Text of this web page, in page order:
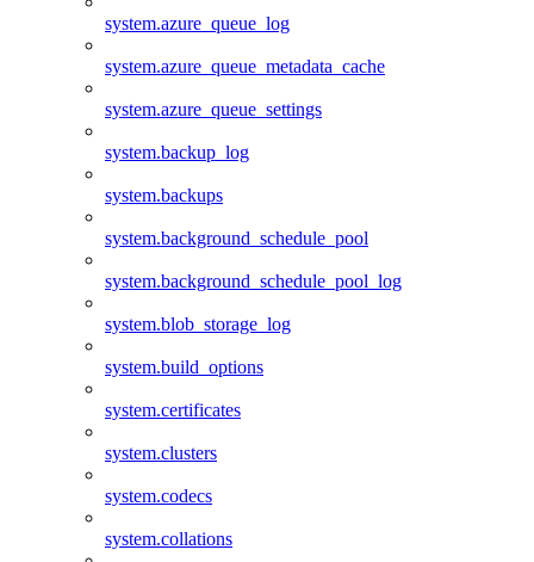
system.azure_queue_log
system.azure_queue_metadata_cache
system.azure_queue_settings
system.backup_log
system.backups
system.background_schedule_pool
system.background_schedule_pool_log
system.blob_storage_log
system.build_options
system.certificates
system.clusters
system.codecs
system.collations